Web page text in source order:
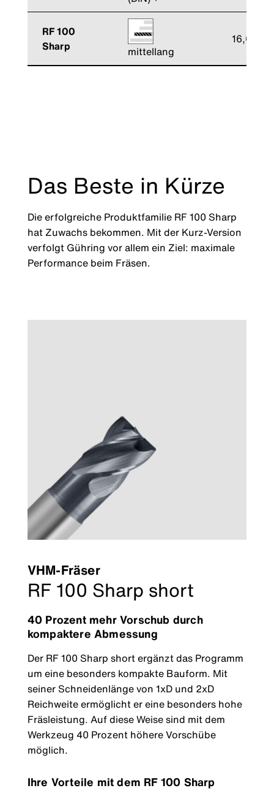
RF 100
Sharp
mittellang
16,0
Das Beste in Kürze
Die erfolgreiche Produktfamilie RF 100 Sharp
hat Zuwachs bekommen. Mit der Kurz-Version
verfolgt Gühring vor allem ein Ziel: maximale
Performance beim Fräsen.
VHM-Fräser
RF 100 Sharp short
40 Prozent mehr Vorschub durch
kompaktere Abmessung
Der RF 100 Sharp short ergänzt das Programm
um eine besonders kompakte Bauform. Mit
seiner Schneidenlänge von 1xD und 2xD
Reichweite ermöglicht er eine besonders hohe
Fräsleistung. Auf diese Weise sind mit dem
Werkzeug 40 Prozent höhere Vorschübe
möglich.
Ihre Vorteile mit dem RF 100 Sharp